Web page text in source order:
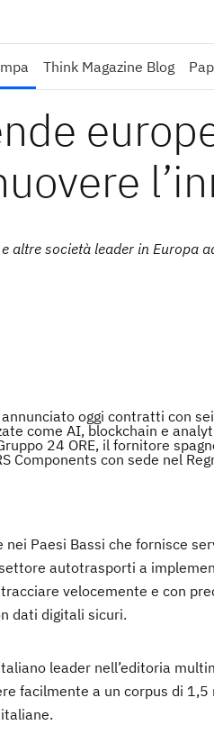
Think Magazine Blog
altre società leader in Europa
oggi contratti con
come AI, blockchain e
24 ORE, il fornitore
Components con sede nel
nei Paesi Bassi che fornisce
autotrasporti a
velocemente e con
dati digitali sicuri.
leader nell’editoria
facilmente a un corpus di